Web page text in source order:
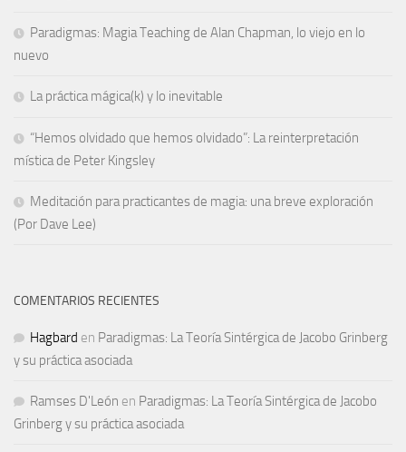
Paradigmas: Magia Teaching de Alan Chapman, lo viejo en lo
nuevo
La práctica mágica(k) y lo inevitable
“Hemos olvidado que hemos olvidado”: La reinterpretación
mística de Peter Kingsley
Meditación para practicantes de magia: una breve exploración
(Por Dave Lee)
COMENTARIOS RECIENTES
Hagbard en Paradigmas: La Teoría Sintérgica de Jacobo Grinberg
y su práctica asociada
Ramses D'León en Paradigmas: La Teoría Sintérgica de Jacobo
Grinberg y su práctica asociada